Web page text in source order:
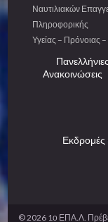
Ναυτιλιακών
Πληροφορικής
Υγείας – Πρόνοιας –
Ανακοινώσεις
Εκδρομές
© 2026 1ο ΕΠΑ.Λ.